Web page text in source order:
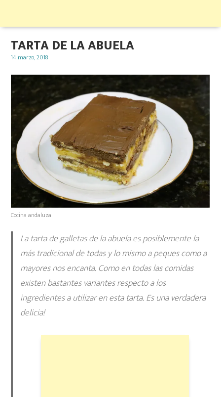
TARTA DE LA ABUELA
Posted
14 marzo, 2018
Cocina andaluza
La tarta de galletas de la abuela es posiblemente la
más tradicional de todas y lo mismo a peques como a
mayores nos encanta. Como en todas las comidas
existen bastantes variantes respecto a los
ingredientes a utilizar en esta tarta. Es una verdadera
delicia!